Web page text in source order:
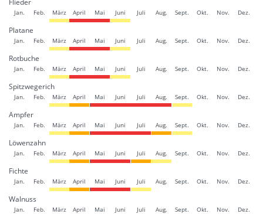
Jan. Feb. März April Mai Juni Juli Aug. Sept. Okt. Nov. Dez.
Platane
Jan. Feb. März April Mai Juni Juli Aug. Sept. Okt. Nov. Dez.
Rotbuche
Jan. Feb. März April Mai Juni Juli Aug. Sept. Okt. Nov. Dez.
Spitzwegerich
Jan. Feb. März April Mai Juni Juli Aug. Sept. Okt. Nov. Dez.
Ampfer
Jan. Feb. März April Mai Juni Juli Aug. Sept. Okt. Nov. Dez.
Löwenzahn
Jan. Feb. März April Mai Juni Juli Aug. Sept. Okt. Nov. Dez.
Fichte
Jan. Feb. März April Mai Juni Juli Aug. Sept. Okt. Nov. Dez.
Walnuss
Jan. Feb. März April Mai Juni Juli Aug. Sept. Okt. Nov. Dez.